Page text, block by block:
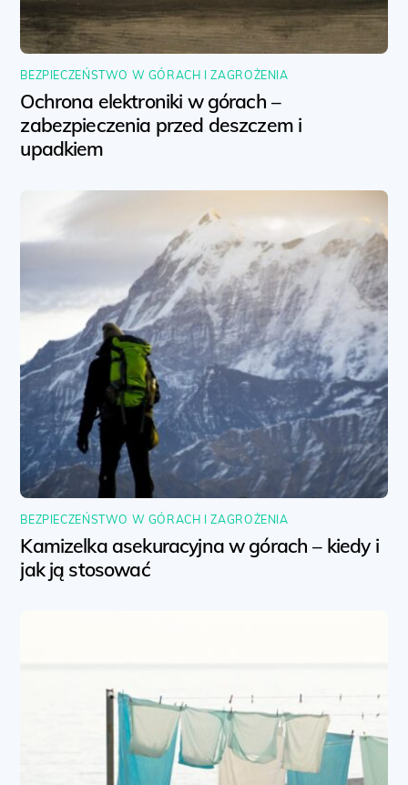
BEZPIECZEŃSTWO W GÓRACH I ZAGROŻENIA
Ochrona elektroniki w górach –
zabezpieczenia przed deszczem i
upadkiem
BEZPIECZEŃSTWO W GÓRACH I ZAGROŻENIA
Kamizelka asekuracyjna w górach – kiedy i
jak ją stosować